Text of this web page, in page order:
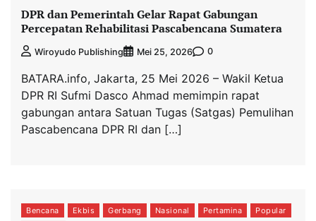
DPR dan Pemerintah Gelar Rapat Gabungan
Percepatan Rehabilitasi Pascabencana Sumatera
Wiroyudo Publishing Mei 25, 2026 0
BATARA.info, Jakarta, 25 Mei 2026 – Wakil Ketua
DPR RI Sufmi Dasco Ahmad memimpin rapat
gabungan antara Satuan Tugas (Satgas) Pemulihan
Pascabencana DPR RI dan […]
Bencana Ekbis Gerbang Nasional Pertamina
Popular